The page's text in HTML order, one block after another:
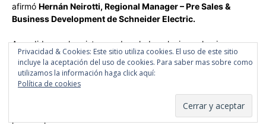
afirmó Hernán Neirotti, Regional Manager – Pre Sales &
Business Development de Schneider Electric.
A medida que los sistemas de salud evolucionan hacia
modelos cada vez más digitales y conectados, la
infraestructura energética se convierte en un habilitador
esencial de la atención médica moderna. La integración entre
energía, tecnología y gestión inteligente es clave para
garantizar hospitales más seguros, eficientes y preparados
para responder a las demandas del futuro.
Privacidad & Cookies: Este sitio utiliza cookies. El uso de este sitio
incluye la aceptación del uso de cookies. Para saber mas sobre como
utilizamos la información haga click aquí:
Política de cookies